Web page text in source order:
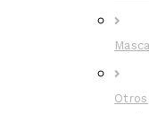
Otros